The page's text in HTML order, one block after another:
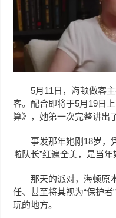
5月11日，海顿做客
客。配合即将于5月19日
算》，她第一次完整讲出
事发那年她刚18岁，
啦队长”红遍全美，是当年
那天的派对，海顿原
任、甚至将其视为“保护
玩的地方。